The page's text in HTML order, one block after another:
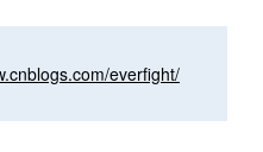
everfight/